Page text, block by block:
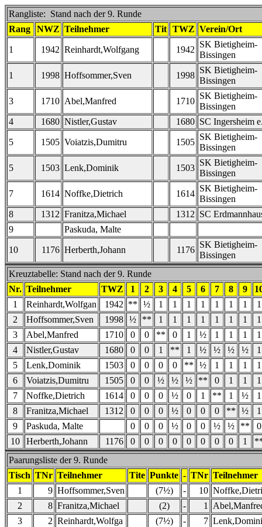
Rangliste: Stand nach der 9. Runde
Rang
NWZ Teilnehmer Tit TWZ Verein/Ort
1 1942 Reinhardt,Wolfgang 1942
SK Bietigheim-
Bissingen
1 1998 Hoffsommer,Sven 1998
SK Bietigheim-
Bissingen
3 1710 Abel,Manfred 1710
SK Bietigheim-
Bissingen
4
1680 Nistler,Gustav 1680 SC Ingersheim
5 1505 Voiatzis,Dumitru 1505
SK Bietigheim-
Bissingen
5 1503 Lenk,Dominik 1503
SK Bietigheim-
Bissingen
7 1614 Noffke,Dietrich 1614
SK Bietigheim-
Bissingen
8
1312 Franitza,Michael 1312 SC
9
Paskuda, Malte
10 1176 Herberth,Johann 1176
SK Bietigheim-
Bissingen
Kreuztabelle: Stand nach der 9. Runde
Nr. Teilnehmer TWZ 1 2 3 4 5 6 7 8 9
1
Reinhardt,Wolfgan 1942 ** ½ 1 1 1 1 1 1 1
1
2
Hoffsommer,Sven 1998 ½ ** 1 1 1 1 1 1 1
1
3
Abel,Manfred 1710 0 0 ** 0 1 ½ 1 1 1
1
4
Nistler,Gustav 1680 0 0 1 ** 1 ½ ½ ½ ½
1
5
Lenk,Dominik 1503 0 0 0 0 ** ½ 1 1 1
1
6
Voiatzis,Dumitru 1505 0 0 ½ ½ ½ ** 0 1 1
1
7
Noffke,Dietrich 1614 0 0 0 ½ 0 1 ** 1 ½
1
8
Franitza,Michael 1312 0 0 0 ½ 0 0 0 ** ½
1
9
Paskuda, Malte 0 0 0 ½ 0 0 ½ ½ **
0
10
Herberth,Johann 1176 0 0 0 0 0 0 0 0 1
Paarungsliste der 9. Runde
Tisch TNr Teilnehmer Tite Punkte - TNr Teilnehmer
1
9 Hoffsommer,Sven (7½) - 10
2
8 Franitza,Michael (2) - 1
3
2 Reinhardt,Wolfga (7½) - 7